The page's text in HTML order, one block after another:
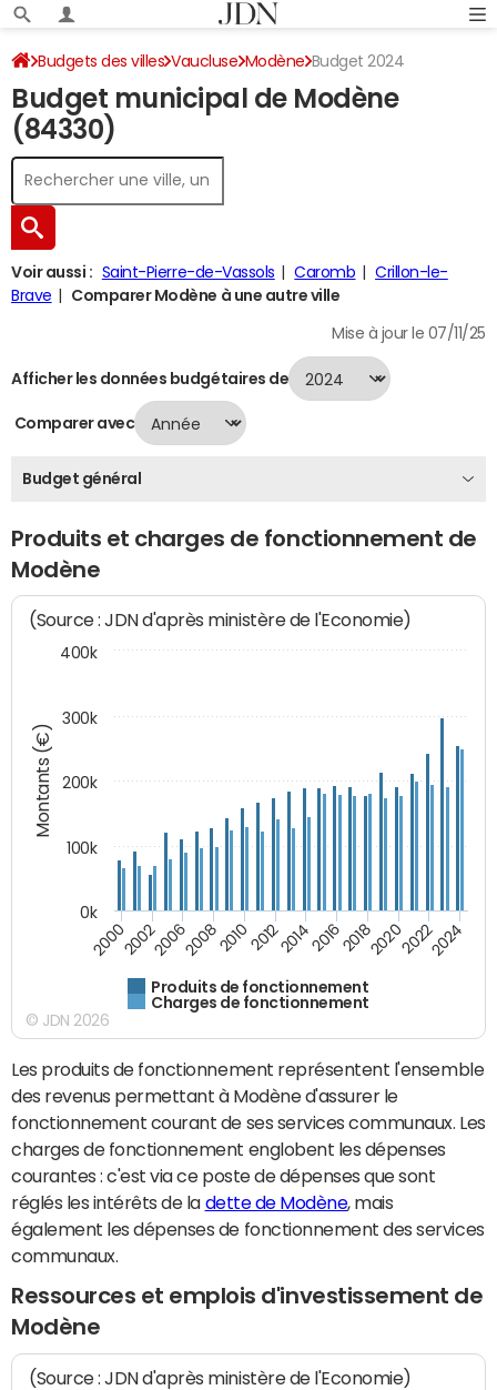
Budgets des villes Vaucluse Modène Budget 2024
Budget municipal de Modène
(84330)
Voir aussi : Saint-Pierre-de-Vassols Caromb
Crillon-le-
Brave
Comparer Modène à une autre ville
Mise à jour le 07/11/25
Afficher les données budgétaires de
Comparer avec
Budget général
Produits et charges de fonctionnement de
Modène
Montants (€)
(Source : JDN d'après ministère de l'Economie)
Produits de fonctionnement
Charges de fonctionnement
200020022006200820102012201420162018202020222024
0k
100k
200k
300k
400k
© JDN 2026
Les produits de fonctionnement représentent l'ensemble
des revenus permettant à Modène d'assurer le
fonctionnement courant de ses services communaux. Les
charges de fonctionnement englobent les dépenses
courantes : c'est via ce poste de dépenses que sont
réglés les intérêts de la dette de Modène, mais
également les dépenses de fonctionnement des services
communaux.
Ressources et emplois d'investissement de
Modène
(Source : JDN d'après ministère de l'Economie)